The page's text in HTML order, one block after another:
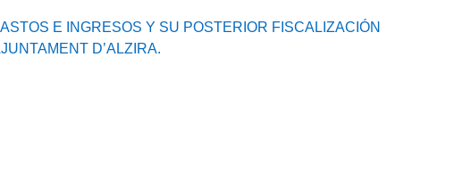
E INGRESOS Y SU POSTERIOR FISCALIZACIÓN
D’ALZIRA.